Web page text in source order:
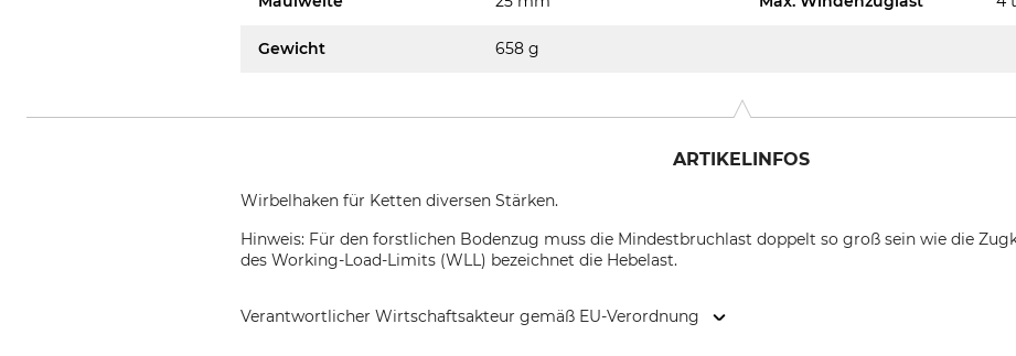
Gewicht 658 g
ARTIKELINFOS
Wirbelhaken für Ketten diversen Stärken.
Hinweis: Für den forstlichen Bodenzug muss die Mindestbruchlast doppelt so groß sein wie die
des Working-Load-Limits (WLL) bezeichnet die Hebelast.
Verantwortlicher Wirtschaftsakteur gemäß EU-Verordnung